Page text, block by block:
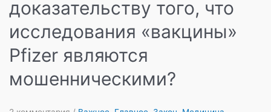
«вакцины»
доказательству того, что
исследования «вакцины»
Pfizer являются
мошенническими?